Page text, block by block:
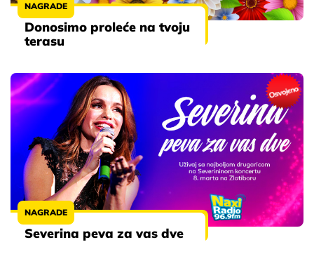
NAGRADE
Donosimo proleće na tvoju
terasu
NAGRADE
Severina peva za vas dve